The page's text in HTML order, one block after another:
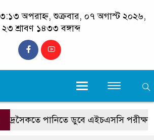
অপরাহ্ন, শুক্রবার, ০৭ অগাস্ট ২০২৬,
২৩ শ্রাবণ ১৪৩৩ বঙ্গাব্দ
পানিতে ডুবে এইচএসসি পরীক্ষার্থীর